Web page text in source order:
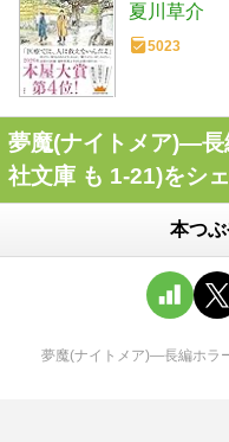
夏川草介
5023
夢魔(ナイトメア)―長
社文庫 も 1-21)をシ
本つ
夢魔(ナイトメア)―長編ホラ